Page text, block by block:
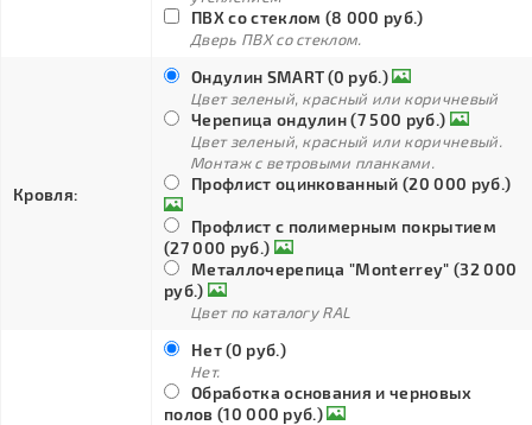
ПВХ со стеклом (8 000 руб.)
Дверь ПВХ со стеклом.
Кровля:
Ондулин SMART (0 руб.)
Цвет зеленый, красный или коричневый
Черепица ондулин (7 500 руб.)
Цвет зеленый, красный или коричневый.
Монтаж с ветровыми планками.
Профлист оцинкованный (20 000 руб.)
Профлист с полимерным покрытием
(27 000 руб.)
Металлочерепица "Monterrey" (32 000
руб.)
Цвет по каталогу RAL
Нет (0 руб.)
Нет.
Обработка основания и черновых
полов (10 000 руб.)